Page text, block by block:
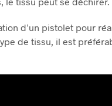
d’un pistolet pour
de tissu, il est